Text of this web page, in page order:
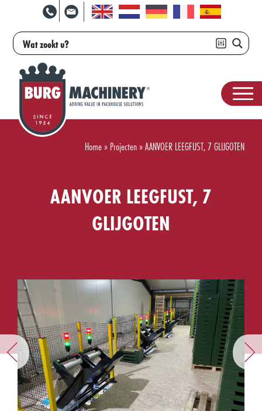
Home» Projecten»AANVOER LEEGFUST, 7 GLIJGOTEN
AANVOER LEEGFUST, 7
GLIJGOTEN